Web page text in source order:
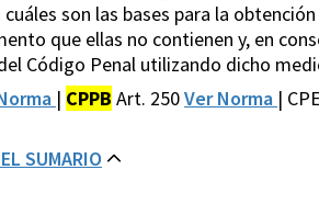
son las bases para la
que ellas no contienen y, en
Código Penal utilizando dicho
| CPPB Art. 250Ver Norma |
SUMARIO